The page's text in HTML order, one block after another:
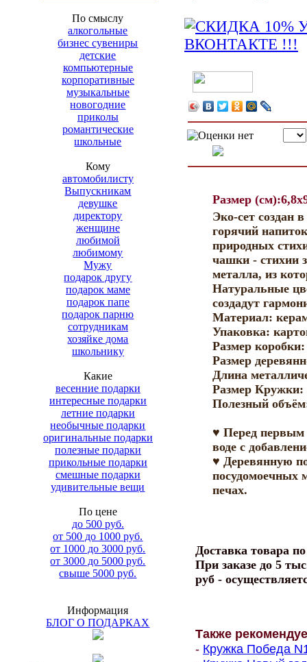
По смыслу
алкогольные
бизнес сувениры
детские
компьютерные
корпоративные
музыкальные
новогодние
приколы
романтические
школьные
Кому
автомобилисту
Выпускникам
девушке
директору
женщине
любимой
любимому
Мужу
подарок другу
подарок маме
подарок папе
подарок парню
сотрудникам
хозяйке дома
школьнику
Какие
весенние подарки
интересные подарки
летние подарки
необычные подарки
оригинальные подарки
полезные подарки
прикольные подарки
смешные подарки
удивительные вещи
По цене
до 500 руб.
от 500 до 1000 руб.
от 1000 до 3000 руб.
от 3000 до 5000 руб.
свыше 5000 руб.
Информация
БЛОГ О ПОДАРКАХ
Размер
Эко-сет создан
горячий
природных
чашки - стихии
металла, из
Натуральные
создадут
Материал:
Упаковка:
Размер
Размер
Длина
Размер Кружки:
Полезный
♥ Перед первым
воде с
♥ Деревянную
посудомоечных
печах.
Доставка товара
При заказе до 5
руб -
Также
- Кружка Победа